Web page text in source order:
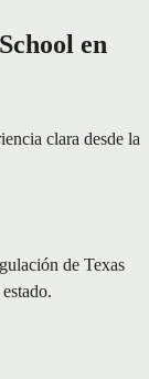
en
clara desde la
de Texas